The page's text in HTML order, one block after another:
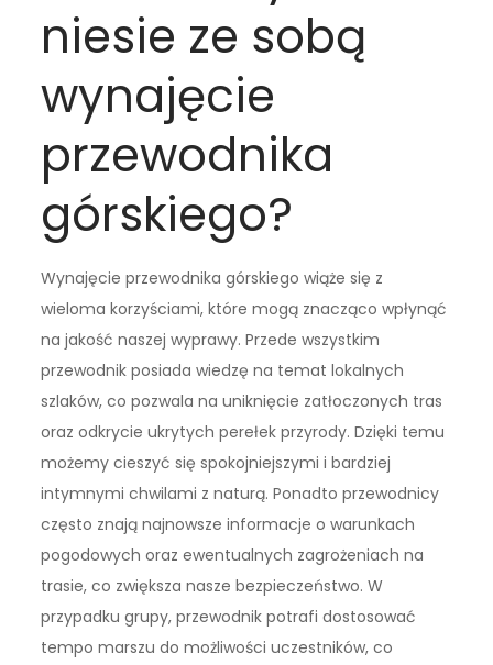
niesie ze sobą
wynajęcie
przewodnika
górskiego?
Wynajęcie przewodnika górskiego wiąże się z
wieloma korzyściami, które mogą znacząco wpłynąć
na jakość naszej wyprawy. Przede wszystkim
przewodnik posiada wiedzę na temat lokalnych
szlaków, co pozwala na uniknięcie zatłoczonych tras
oraz odkrycie ukrytych perełek przyrody. Dzięki temu
możemy cieszyć się spokojniejszymi i bardziej
intymnymi chwilami z naturą. Ponadto przewodnicy
często znają najnowsze informacje o warunkach
pogodowych oraz ewentualnych zagrożeniach na
trasie, co zwiększa nasze bezpieczeństwo. W
przypadku grupy, przewodnik potrafi dostosować
tempo marszu do możliwości uczestników, co